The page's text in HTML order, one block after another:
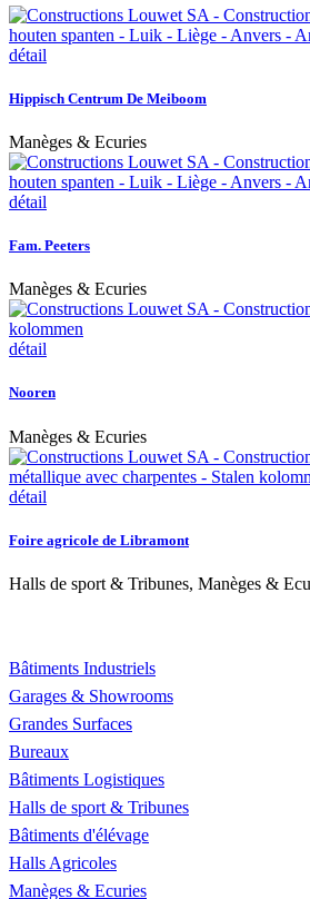
détail
Hippisch Centrum De Meiboom
Manèges & Ecuries
détail
Fam. Peeters
Manèges & Ecuries
détail
Nooren
Manèges & Ecuries
détail
Foire agricole de Libramont
Halls de sport & Tribunes, Manèges &
Bâtiments Industriels
Garages & Showrooms
Grandes Surfaces
Bureaux
Bâtiments Logistiques
Halls de sport & Tribunes
Bâtiments d'élévage
Halls Agricoles
Manèges & Ecuries